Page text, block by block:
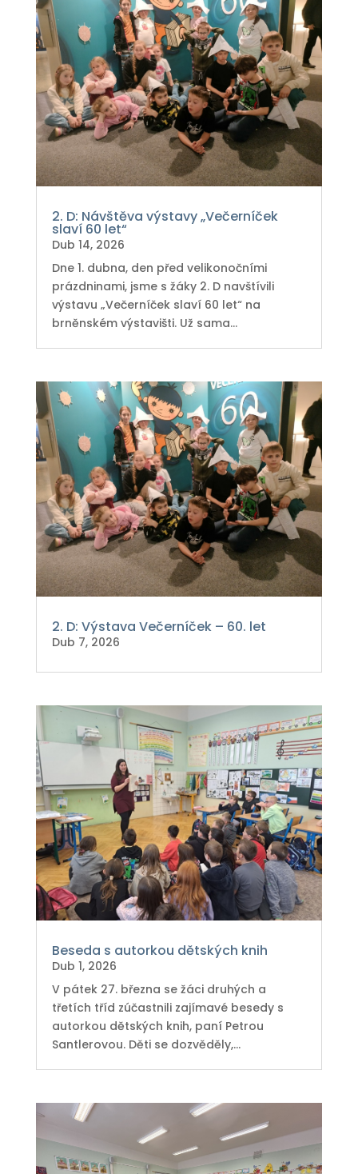
2. D: Návštěva výstavy „Večerníček
slaví 60 let“
Dub 14, 2026
Dne 1. dubna, den před velikonočními
prázdninami, jsme s žáky 2. D navštívili
výstavu „Večerníček slaví 60 let“ na
brněnském výstavišti. Už sama...
2. D: Výstava Večerníček – 60. let
Dub 7, 2026
Beseda s autorkou dětských knih
Dub 1, 2026
V pátek 27. března se žáci druhých a
třetích tříd zúčastnili zajímavé besedy s
autorkou dětských knih, paní Petrou
Santlerovou. Děti se dozvěděly,...